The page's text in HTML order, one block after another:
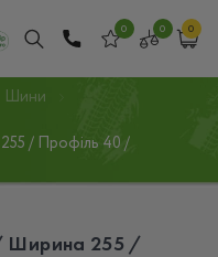
0 0 0
Шини
/ Профіль 40 /
Ширина 255 /